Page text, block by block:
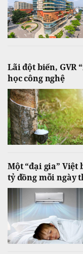
Lãi đột biến, GVR
học công nghệ
Một “đại gia” Việt
tỷ đồng mỗi ngày